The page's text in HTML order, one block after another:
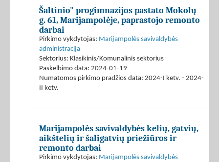
Šaltinio" progimnazijos pastato Mokolų
g. 61, Marijampolėje, paprastojo remonto
darbai
Pirkimo vykdytojas: Marijampolės savivaldybės
administracija
Sektorius: Klasikinis/Komunalinis sektorius
Paskelbimo data: 2024-01-19
Numatomos pirkimo pradžios data: 2024-I ketv. - 2024-
II ketv.
Marijampolės savivaldybės kelių, gatvių,
aikštelių ir šaligatvių priežiūros ir
remonto darbai
Pirkimo vykdytojas: Marijampolės savivaldybės